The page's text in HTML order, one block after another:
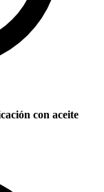
con aceite